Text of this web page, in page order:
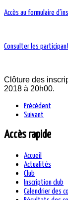
Accès au formulaire
Consulter les
Clôture des
2018 à 20h00.
Précédent
Suivant
Accès rapide
Accueil
Actualités
Club
Inscription club
Calendrier des